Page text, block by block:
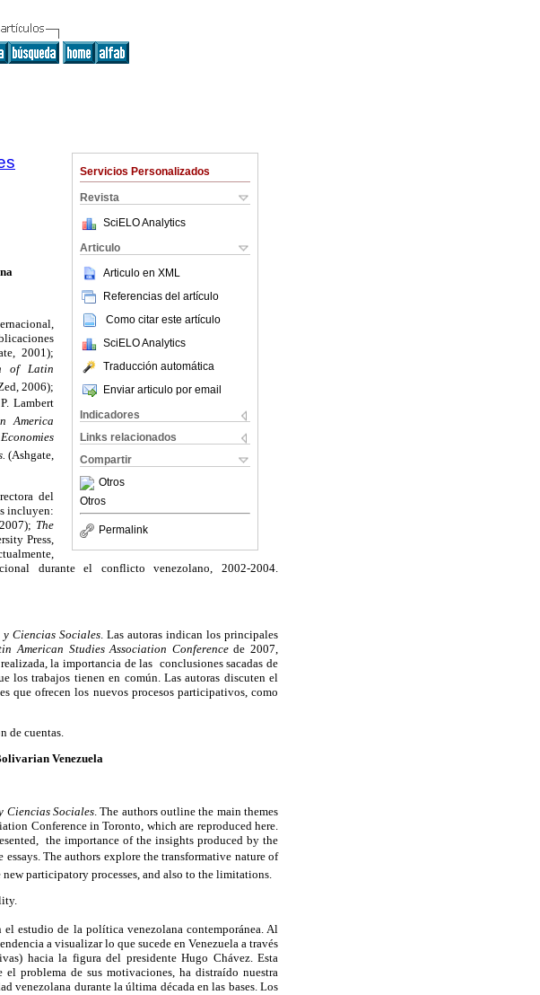
Servicios Personalizados
Revista
SciELO Analytics
Articulo
Articulo en XML
Referencias del artículo
Como citar este artículo
SciELO Analytics
Traducción automática
Enviar articulo por email
Indicadores
Links relacionados
Compartir
Otros
Otros
Permalink
2001);
of Latin
2006);
Lambert
America
(Ashgate,
del
incluyen:
The
Press,
durante el conflicto venezolano, 2002-2004.
y Ciencias Sociales. Las autoras indican los principales
American Studies Association Conferencede 2007,
la importancia de las conclusiones sacadas de
los trabajos tienen en común. Las autoras discuten el
que ofrecen los nuevos procesos participativos, como
de cuentas.
Venezuela
Ciencias Sociales.The authors outline the main themes
Conference in Toronto, which are reproduced here.
the importance of the insights produced by the
The authors explore the transformative nature of
participatory processes, and also to the limitations.
el estudio de la política venezolana contemporánea. Al
a visualizar lo que sucede en Venezuela a través
hacia la figura del presidente Hugo Chávez. Esta
problema de sus motivaciones, ha distraído nuestra
venezolana durante la última década en las bases. Los